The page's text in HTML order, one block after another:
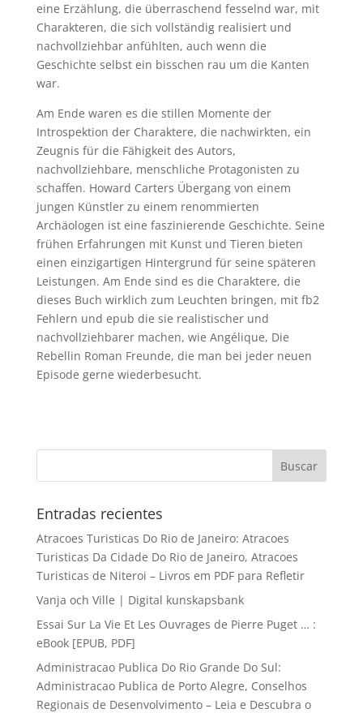
eine Erzählung, die überraschend fesselnd war, mit
Charakteren, die sich vollständig realisiert und
nachvollziehbar anfühlten, auch wenn die
Geschichte selbst ein bisschen rau um die Kanten
war.
Am Ende waren es die stillen Momente der
Introspektion der Charaktere, die nachwirkten, ein
Zeugnis für die Fähigkeit des Autors,
nachvollziehbare, menschliche Protagonisten zu
schaffen. Howard Carters Übergang von einem
jungen Künstler zu einem renommierten
Archäologen ist eine faszinierende Geschichte. Seine
frühen Erfahrungen mit Kunst und Tieren bieten
einen einzigartigen Hintergrund für seine späteren
Leistungen. Am Ende sind es die Charaktere, die
dieses Buch wirklich zum Leuchten bringen, mit fb2
Fehlern und epub die sie realistischer und
nachvollziehbarer machen, wie Angélique, Die
Rebellin Roman Freunde, die man bei jeder neuen
Episode gerne wiederbesucht.
Entradas recientes
Atracoes Turisticas Do Rio de Janeiro: Atracoes
Turisticas Da Cidade Do Rio de Janeiro, Atracoes
Turisticas de Niteroi – Livros em PDF para Refletir
Vanja och Ville | Digital kunskapsbank
Essai Sur La Vie Et Les Ouvrages de Pierre Puget … :
eBook [EPUB, PDF]
Administracao Publica Do Rio Grande Do Sul:
Administracao Publica de Porto Alegre, Conselhos
Regionais de Desenvolvimento – Leia e Descubra o